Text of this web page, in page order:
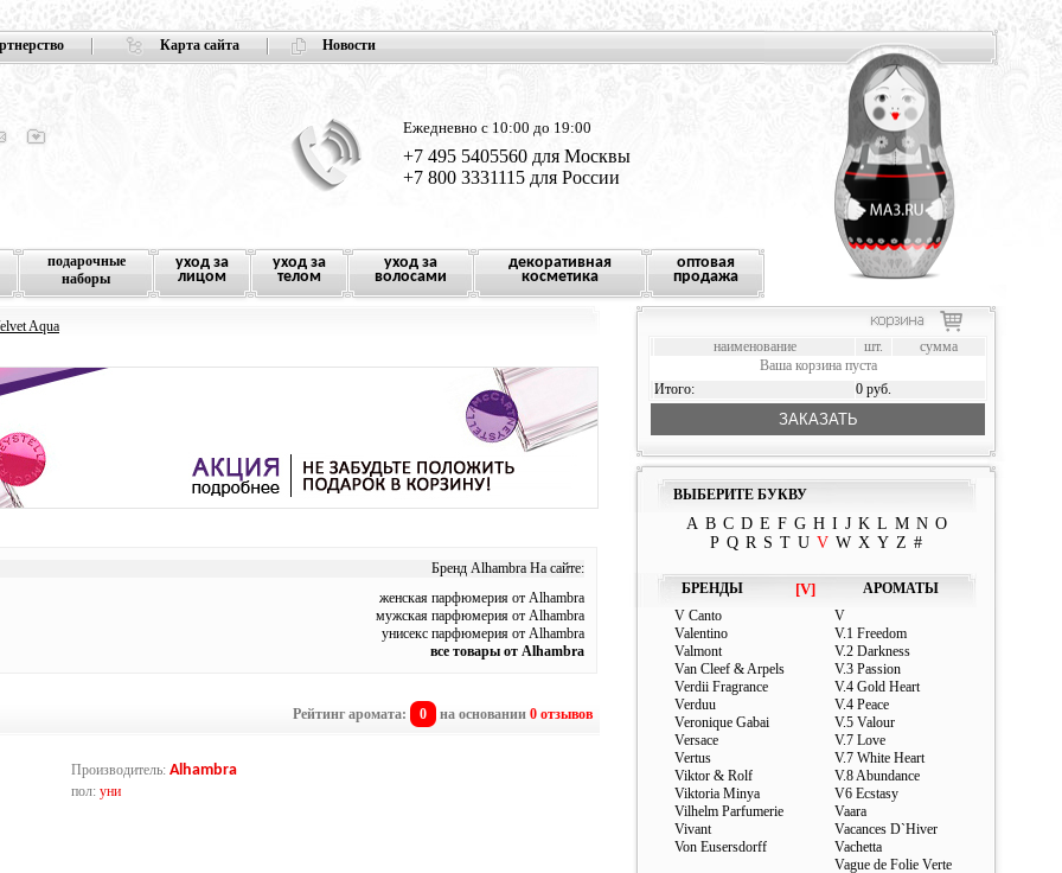
Карта сайта Новости
Ежедневно с 10:00 до 19:00
+7 495 5405560 для Москвы
+7 800 3331115 для России
подарочные
наборы
уход за
лицом
уход за
телом
уход за
волосами
декоративная
косметика
оптовая
продажа
Aqua
Бренд Alhambra На сайте:
женская парфюмерия от Alhambra
мужская парфюмерия от Alhambra
унисекс парфюмерия от Alhambra
все товары от Alhambra
Рейтинг аромата: 0 на основании 0 отзывов
Производитель: Alhambra
пол: уни
наименование шт.
сумма
Ваша корзина пуста
Итого:
0 руб.
ЗАКАЗАТЬ
ВЫБЕРИТЕ БУКВУ
A B C D E F G H I J K L M N O
P Q R S T U V W X Y Z #
БРЕНДЫ [V]
АРОМАТЫ
V Canto
Valentino
Valmont
Van Cleef & Arpels
Verdii Fragrance
Verduu
Veronique Gabai
Versace
Vertus
Viktor & Rolf
Viktoria Minya
Vilhelm Parfumerie
Vivant
Von Eusersdorff
V
V.1 Freedom
V.2 Darkness
V.3 Passion
V.4 Gold Heart
V.4 Peace
V.5 Valour
V.7 Love
V.7 White Heart
V.8 Abundance
V6 Ecstasy
Vaara
Vacances D`Hiver
Vachetta
Vague de Folie Verte